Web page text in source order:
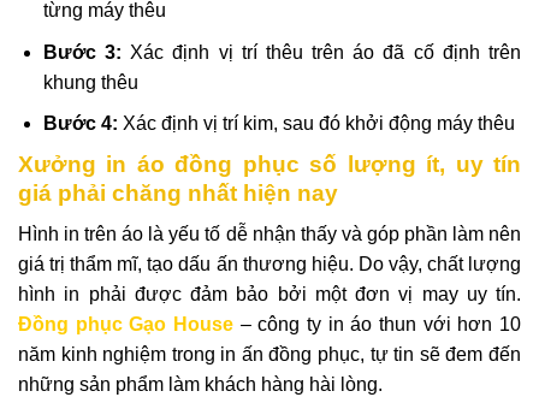
từng máy thêu
Bước 3: Xác định vị trí thêu trên áo đã cố định trên
khung thêu
Bước 4: Xác định vị trí kim, sau đó khởi động máy thêu
Xưởng in áo đồng phục số lượng ít, uy tín
giá phải chăng nhất hiện nay
Hình in trên áo là yếu tố dễ nhận thấy và góp phần làm nên
giá trị thẩm mĩ, tạo dấu ấn thương hiệu. Do vậy, chất lượng
hình in phải được đảm bảo bởi một đơn vị may uy tín.
Đồng phục Gạo House – công ty in áo thun với hơn 10
năm kinh nghiệm trong in ấn đồng phục, tự tin sẽ đem đến
những sản phẩm làm khách hàng hài lòng.